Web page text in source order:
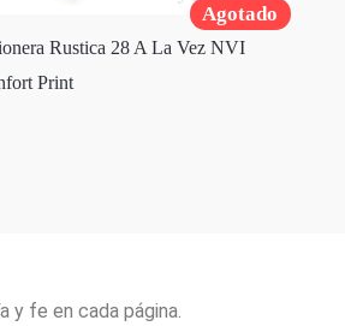
Agotado
Rustica 28 A La Vez NVI
Print
y fe en cada página.